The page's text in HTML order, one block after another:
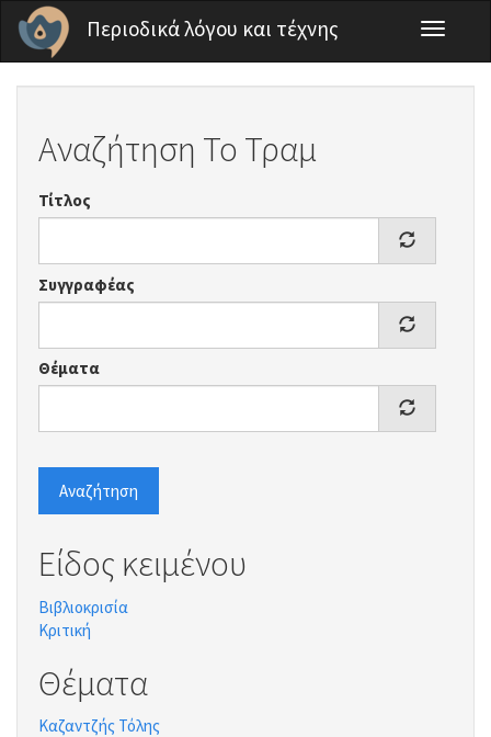
Παράκαμψη προς το κυρίως περιεχόμενο
Περιοδικά λόγου και τέχνης
Toggle
Αναζήτηση Το Τραμ
Τίτλος
Συγγραφέας
Θέματα
Αναζήτηση
Είδος κειμένου
Βιβλιοκρισία
Κριτική
Θέματα
Καζαντζής Τόλης